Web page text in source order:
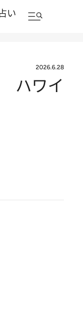
い
2026.6.28
ハワイ